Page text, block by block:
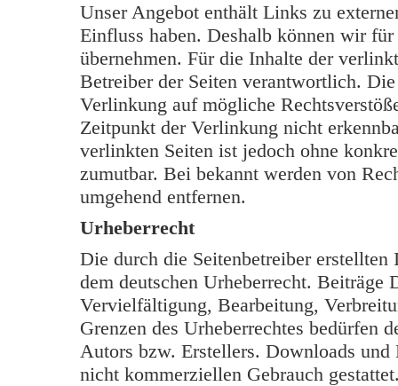
Unser Angebot enthält Links zu
Einfluss haben. Deshalb können wir
übernehmen. Für die Inhalte der
Betreiber der Seiten verantwortlich.
Verlinkung auf mögliche
Zeitpunkt der Verlinkung nicht
verlinkten Seiten ist jedoch ohne
zumutbar. Bei bekannt werden von
umgehend entfernen.
Urheberrecht
Die durch die Seitenbetreiber
dem deutschen Urheberrecht.
Vervielfältigung, Bearbeitung,
Grenzen des Urheberrechtes bedürfen
Autors bzw. Erstellers. Downloads
nicht kommerziellen Gebrauch